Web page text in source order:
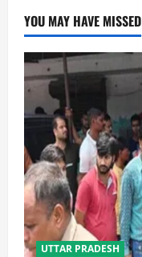
YOU MAY HAVE MISSED
UTTAR PRADESH